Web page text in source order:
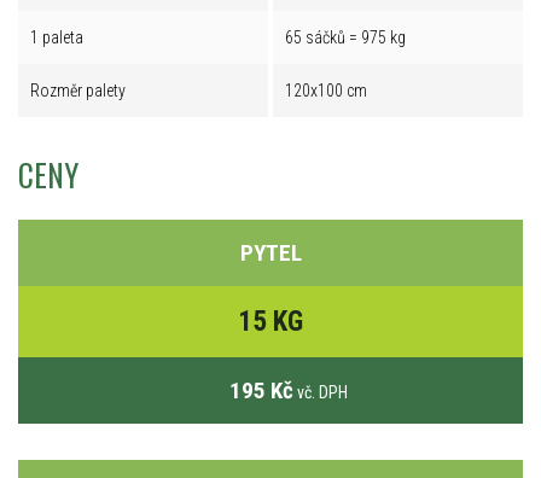
1 paleta 65 sáčků = 975 kg
Rozměr palety 120x100 cm
CENY
PYTEL
15 KG
195 Kč vč. DPH